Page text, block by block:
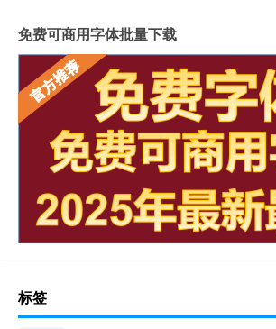
免费可商用字体批量下载
标签